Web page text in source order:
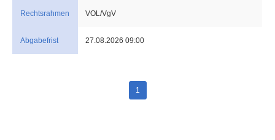
Rechtsrahmen VOL/VgV
Abgabefrist 27.08.2026 09:00
1